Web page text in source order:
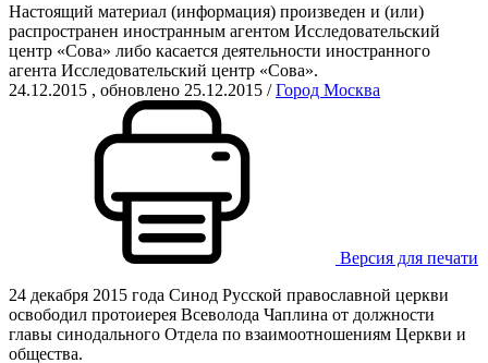
Настоящий материал (информация) произведен и (или)
распространен иностранным агентом Исследовательский
центр «Сова» либо касается деятельности иностранного
агента Исследовательский центр «Сова».
24.12.2015 , обновлено 25.12.2015 /Город Москва
Версия для печати
24 декабря 2015 года Синод Русской православной церкви
освободил протоиерея Всеволода Чаплина от должности
главы синодального Отдела по взаимоотношениям Церкви и
общества.